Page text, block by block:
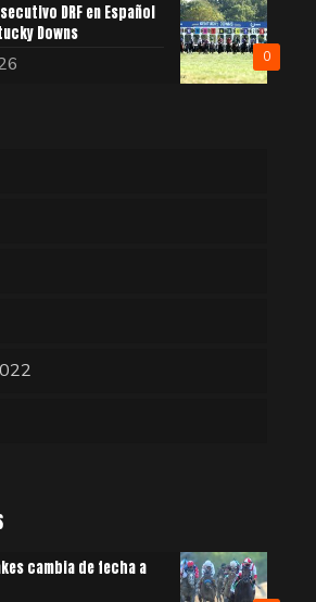
0
DRF en Español
Downs
cambia de fecha a